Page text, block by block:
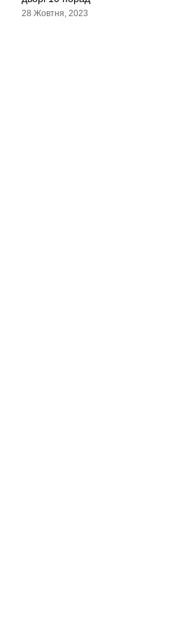
28 Жовтня, 2023